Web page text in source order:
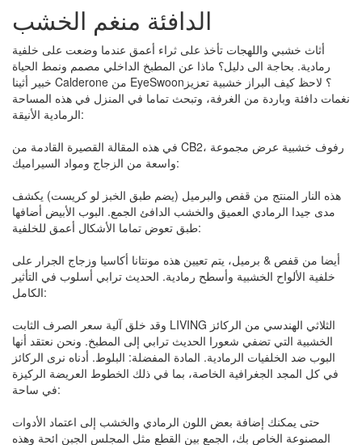
الدافئة منغم الخشب
أثاث خشبي واللهجات تأخذ على ثراء أعمق عندما وضعت على خلفية
رمادية. بحاجة الى دليل؟ ماذا عن المطبخ الداخلي مصمم ونمط الحياة
خبير أثينا Calderone من EyeSwoon؟ لاحظ كيف البراز خشبية تعزيز
نغمات دافئة وباردة من الغرفة، وتبحث تماما في المنزل في هذه المساحة
الرمادية الأنيقة:
في هذه المقالة القصيرة القادمة من CB2، رفوف خشبية عرض مجموعة
واسعة من الزجاج ومواد السيراميك:
هذه النار المنتج من قفص والبرميل (يضم طبق الخبز لو كريست) يكشف
مدى جيدا الرمادي العميق والخشب الدافئ الجمع. البوب ​​الأبيض أضافها
طبق تعوض تماما الأشكال أعمق للخلفية:
أيضا من قفص & برميل، يتم تعيين هذه مونتانا أكاسيا وزجاج الجرار على
خلفية الألواح الخشبية وأسطح رمادية. الحديث ترابي أسلوب في التأثير
الكامل:
وقد خلق آلية سعر الصرف الثابت LIVING الثلاثي الهندسي من الركائز
الخشبية التي تضفي شعورا الحديث ترابي إلى المطبخ. ونحن نعتقد أنها
البوب ​​ضد الخلفيات الرمادية. المادة المفضلة: البلوط. أدناه نرى الركائز
في كل المجد الجغرافية الخاصة، بما في ذلك الخطوط العريضة الركيزة
في ساحة:
حتى يمكنك إضافة بعض اللون الرمادي والخشب إلى اعتماد الأدوات
المصنوعة الخاص بك، الجمع بين القطع مثل المجلس الجبن ائحة وهذه